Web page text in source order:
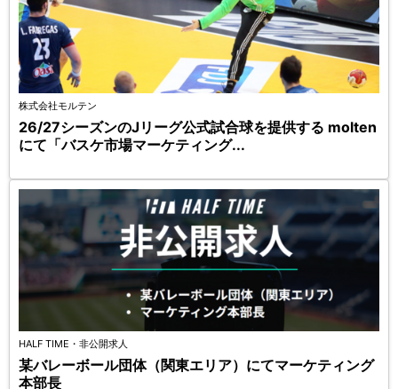
株式会社モルテン
26/27シーズンのJリーグ公式試合球を提供する molten
にて「バスケ市場マーケティング...
HALF TIME・非公開求人
某バレーボール団体（関東エリア）にてマーケティング
本部長